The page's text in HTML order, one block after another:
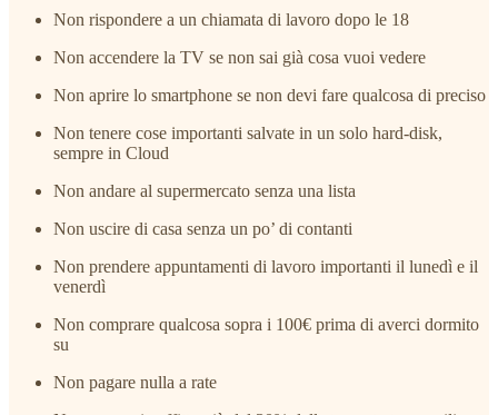
Non rispondere a un chiamata di lavoro dopo le 18
Non accendere la TV se non sai già cosa vuoi vedere
Non aprire lo smartphone se non devi fare qualcosa di preciso
Non tenere cose importanti salvate in un solo hard-disk,
sempre in Cloud
Non andare al supermercato senza una lista
Non uscire di casa senza un po’ di contanti
Non prendere appuntamenti di lavoro importanti il lunedì e il
venerdì
Non comprare qualcosa sopra i 100€ prima di averci dormito
su
Non pagare nulla a rate